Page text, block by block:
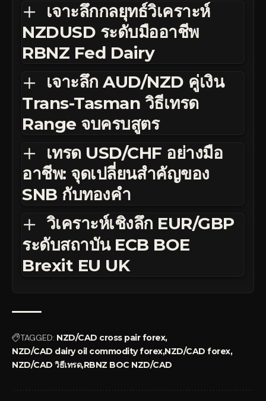
เจาะลึกกลยุทธ์วิเคราะห์
NZDUSD ระดับมืออาชีพ
RBNZ Fed Dairy
เจาะลึก AUD/NZD คู่เงิน
Trans-Tasman วิธีเทรด
Range จบครบสูตร
เทรด USD/CHF อย่างมือ
อาชีพ: จุดเปลี่ยนสำคัญของ
SNB กับทองคำ
วิเคราะห์เชิงลึก EUR/GBP
ระดับสถาบัน ECB BOE
Brexit EU UK
TAGGED: NZD/CAD cross pair forex
NZD/CAD dairy oil commodity forexNZD/CAD forex
NZD/CAD วิธีเทรดRBNZ BOC NZD/CAD